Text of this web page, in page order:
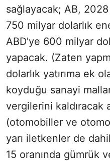
sağlayacak; AB, 2028
750 milyar dolarlık
ABD'ye 600 milyar
yapacak. (Zaten
dolarlık yatırıma ek
koyduğu sanayi
vergilerini kaldıracak
(otomobiller ve
yarı iletkenler de
15 oranında gümrük